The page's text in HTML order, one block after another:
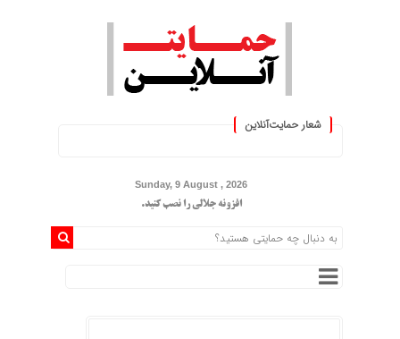
شعار حمایت‌آنلاین
Sunday, 9 August , 2026
افزونه جلالی را نصب کنید.